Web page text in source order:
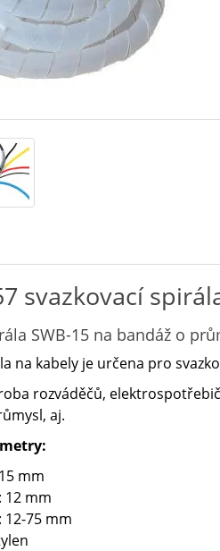
svazkovací
SWB-15 na bandáž o
na kabely je určena pro
rozváděčů,
aj.
mm
12 mm
: 12-75 mm